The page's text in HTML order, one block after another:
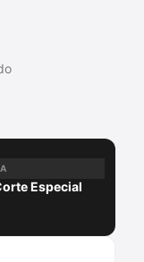
Paulo) no
Direito
Direito
da Pós-
Faculdade
Especial